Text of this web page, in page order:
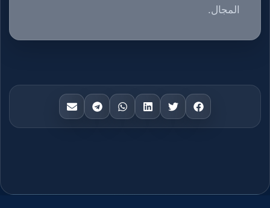
المجال.